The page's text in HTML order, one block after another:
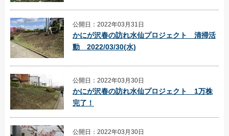
公開日：2022年03月31日
かにが沢春の訪れ水仙プロジェクト 清掃活
動 2022/03/30(水)
公開日：2022年03月30日
かにが沢春の訪れ水仙プロジェクト 1万株
完了！
公開日：2022年03月30日